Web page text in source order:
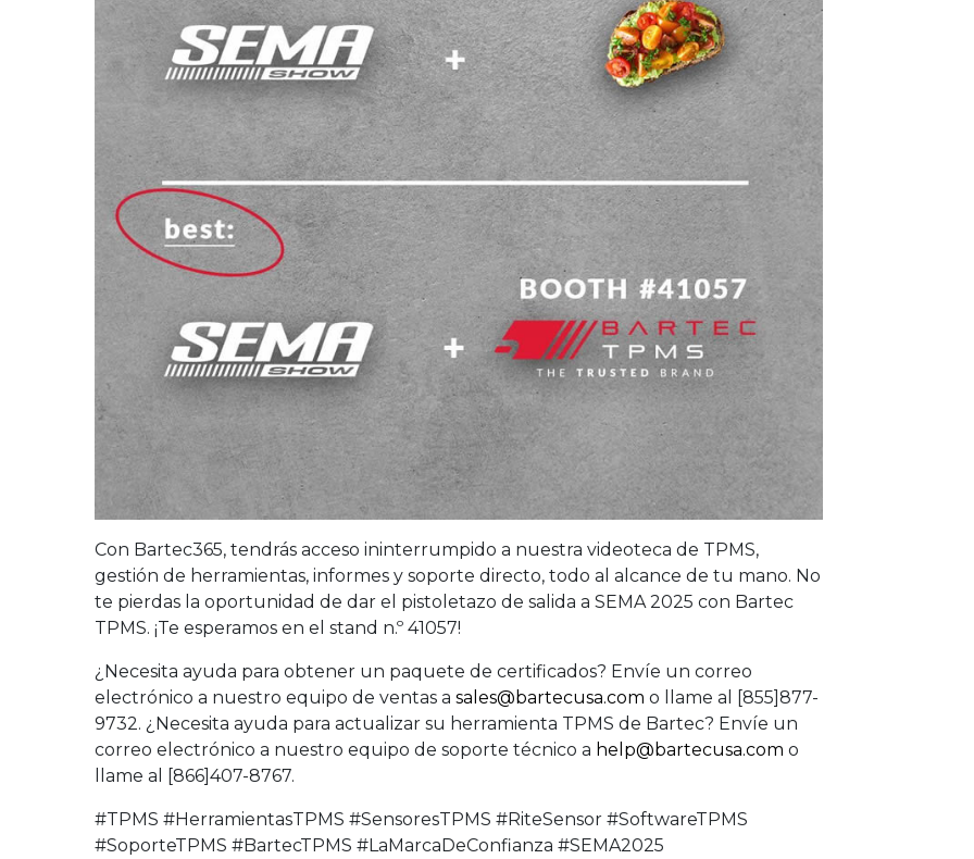
Con Bartec365, tendrás acceso ininterrumpido a nuestra videoteca de TPMS,
gestión de herramientas, informes y soporte directo, todo al alcance de tu mano. No
te pierdas la oportunidad de dar el pistoletazo de salida a SEMA 2025 con Bartec
TPMS. ¡Te esperamos en el stand n.º 41057!
¿Necesita ayuda para obtener un paquete de certificados? Envíe un correo
electrónico a nuestro equipo de ventas a sales@bartecusa.com o llame al [855]877-
9732. ¿Necesita ayuda para actualizar su herramienta TPMS de Bartec? Envíe un
correo electrónico a nuestro equipo de soporte técnico a help@bartecusa.com o
llame al [866]407-8767.
#TPMS #HerramientasTPMS #SensoresTPMS #RiteSensor #SoftwareTPMS
#SoporteTPMS #BartecTPMS #LaMarcaDeConfianza #SEMA2025